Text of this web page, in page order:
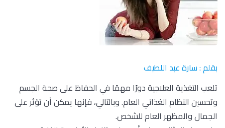
بقلم : سارة عبد اللطيف
تلعب التغذية العلاجية دورًا مهمًا في الحفاظ على صحة الجسم
وتحسين النظام الغذائي العام. وبالتالي، فإنها يمكن أن تؤثر على
الجمال والمظهر العام للشخص.